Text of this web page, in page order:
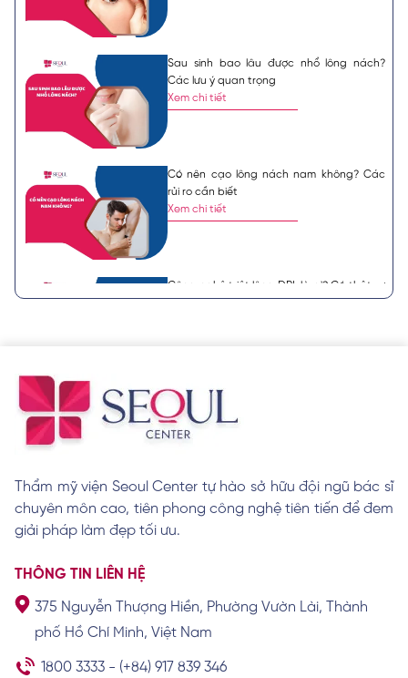
Sau sinh bao lâu được nhổ lông nách?
Các lưu ý quan trọng
Xem chi tiết
Có nên cạo lông nách nam không? Các
rủi ro cần biết
Xem chi tiết
Công nghệ triệt lông DPL là gì? Có thật sự
Sau khi triệt lông nách có được nhổ
không? Lưu ý cần biết
Xem chi tiết
Tại sao lông tay màu trắng xuất hiện? Có
ý nghĩa gì?
Lông mọc ở tai điềm báo tốt hay xấu? Về
vận mệnh và tiền tài
Thẩm mỹ viện Seoul Center tự hào sở hữu đội ngũ bác sĩ
chuyên môn cao, tiên phong công nghệ tiên tiến để đem
giải pháp làm đẹp tối ưu.
THÔNG TIN LIÊN HỆ
375 Nguyễn Thượng Hiền, Phường Vườn Lài, Thành
phố Hồ Chí Minh, Việt Nam
1800 3333 - (+84) 917 839 346